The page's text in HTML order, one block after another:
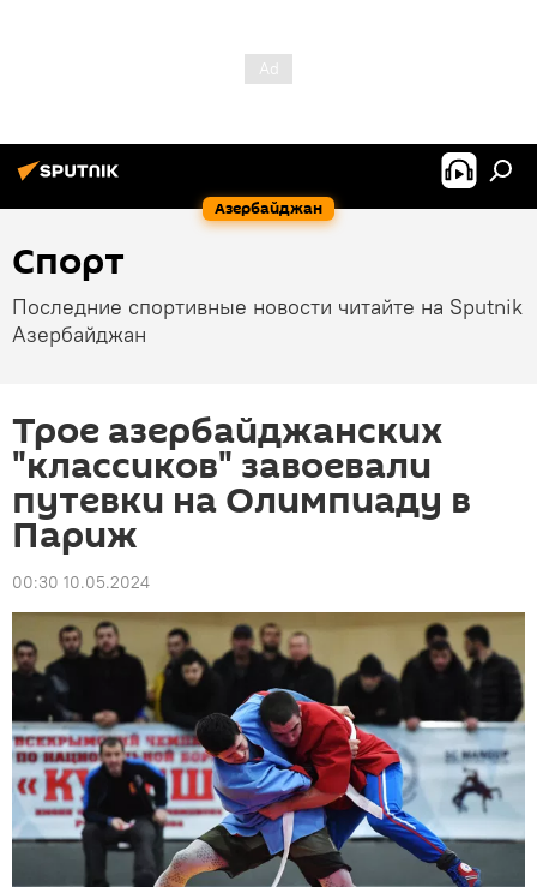
Азербайджан
Спорт
Последние спортивные новости читайте на Sputnik
Азербайджан
Трое азербайджанских
"классиков" завоевали
путевки на Олимпиаду в
Париж
00:30 10.05.2024